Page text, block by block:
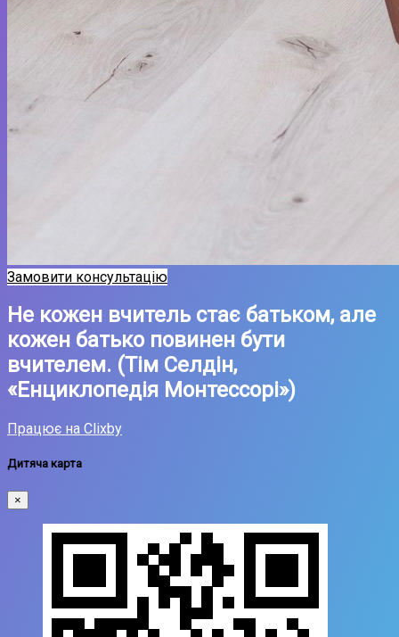
Замовити консультацію
Не кожен вчитель стає батьком, але
кожен батько повинен бути
вчителем. (Тім Селдін,
«Енциклопедія Монтессорі»)
Працює на Clixby
Дитяча карта
×